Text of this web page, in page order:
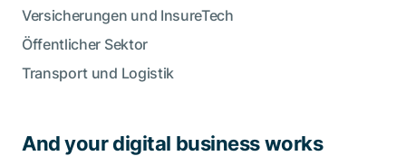
And your digital business works
Versicherungen und InsureTech
Öffentlicher Sektor
Transport und Logistik